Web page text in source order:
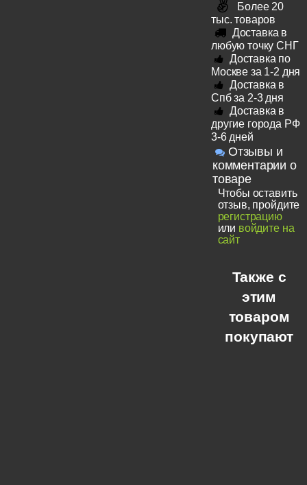
Более 20
тыс. товаров
Доставка в
любую точку СНГ
Доставка по
Москве за 1-2 дня
Доставка в
Спб за 2-3 дня
Доставка в
другие города РФ
3-6 дней
Отзывы и
комментарии о
товаре
Чтобы оставить
отзыв, пройдите
регистрацию
или войдите на
сайт
Также с
этим
товаром
покупают